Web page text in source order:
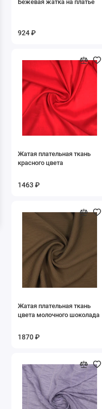
Модал
Мохер
Нейлон
Полиамид
Полиэстер
Тенсель
Хлопок
Шелк
Шерсть
Эластан
Бежевая жатка на платье
924 ₽
Жатая плательная ткань
красного цвета
1463 ₽
Жатая плательная ткань
цвета молочного шоколада
1870 ₽